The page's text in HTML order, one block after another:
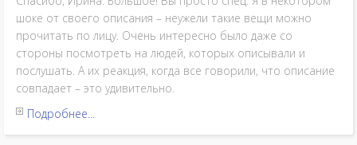
шоке от своего описания – неужели такие вещи можно
прочитать по лицу. Очень интересно было даже со
стороны посмотреть на людей, которых описывали и
послушать. А их реакция, когда все говорили, что описание
совпадает – это удивительно.
Подробнее...